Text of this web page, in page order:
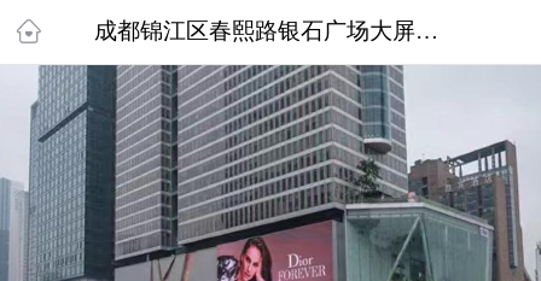
成都锦江区春熙路银石广场大屏广告